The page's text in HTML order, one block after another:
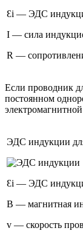
Ɛi — ЭДС
I — сила
R —
Если проводник
постоянном
ЭДС индукции
Ɛi — ЭДС
B — магнитная
v — скорость